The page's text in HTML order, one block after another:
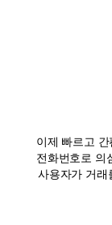
이제 빠르고
전화번호로 의
사용자가 거래